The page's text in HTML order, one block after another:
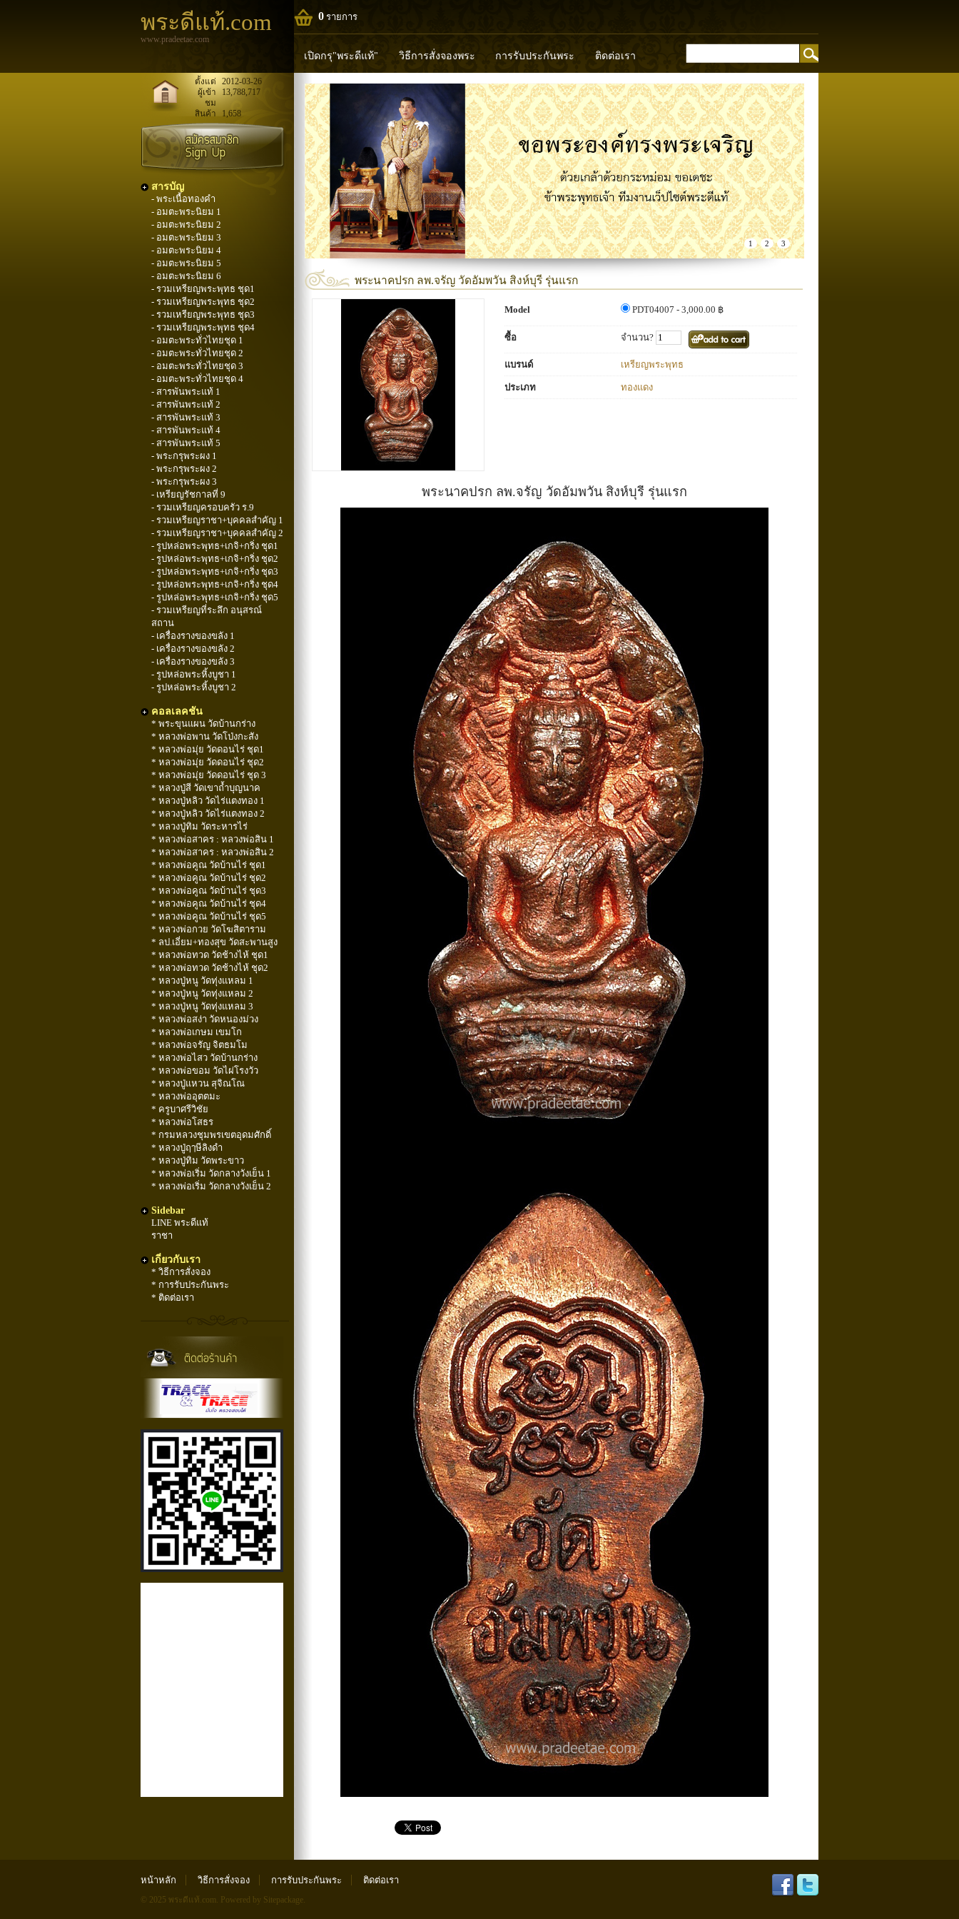
พระดีแท้.com
www.pradeetae.com
0 รายการ
เปิดกรุ"พระดีแท้" วิธีการสั่งจองพระ การรับประกันพระ ติดต่อเรา
หลวงพ่อทวด หลวงปู่ทิม หลวงพ่อคูณ หลวงพ่อมุ่ย หลวงพ่อปล้อง
พระพุทธวิริยากร
ตั้งแต่
2012-03-26
ผู้เข้า
ชม
13,788,717
สินค้า 1,658
สารบัญ
- พระเนื้อทองคำ
- อมตะพระนิยม 1
- อมตะพระนิยม 2
- อมตะพระนิยม 3
- อมตะพระนิยม 4
- อมตะพระนิยม 5
- อมตะพระนิยม 6
- รวมเหรียญพระพุทธ ชุด1
- รวมเหรียญพระพุทธ ชุด2
- รวมเหรียญพระพุทธ ชุด3
- รวมเหรียญพระพุทธ ชุด4
- อมตะพระทั่วไทยชุด 1
- อมตะพระทั่วไทยชุด 2
- อมตะพระทั่วไทยชุด 3
- อมตะพระทั่วไทยชุด 4
- สารพันพระแท้ 1
- สารพันพระแท้ 2
- สารพันพระแท้ 3
- สารพันพระแท้ 4
- สารพันพระแท้ 5
- พระกรุพระผง 1
- พระกรุพระผง 2
- พระกรุพระผง 3
- เหรียญรัชกาลที่ 9
- รวมเหรียญครอบครัว ร.9
- รวมเหรียญราชา+บุคคลสำคัญ 1
- รวมเหรียญราชา+บุคคลสำคัญ 2
- รูปหล่อพระพุทธ+เกจิ+กริ่ง ชุด1
- รูปหล่อพระพุทธ+เกจิ+กริ่ง ชุด2
- รูปหล่อพระพุทธ+เกจิ+กริ่ง ชุด3
- รูปหล่อพระพุทธ+เกจิ+กริ่ง ชุด4
- รูปหล่อพระพุทธ+เกจิ+กริ่ง ชุด5
- รวมเหรียญที่ระลึก อนุสรณ์
สถาน
- เครื่องรางของขลัง 1
- เครื่องรางของขลัง 2
- เครื่องรางของขลัง 3
- รูปหล่อพระหิ้งบูชา 1
- รูปหล่อพระหิ้งบูชา 2
คอลเลคชัน
* พระขุนแผน วัดบ้านกร่าง
* หลวงพ่อพาน วัดโป่งกะสัง
* หลวงพ่อมุ่ย วัดดอนไร่ ชุด1
* หลวงพ่อมุ่ย วัดดอนไร่ ชุด2
* หลวงพ่อมุ่ย วัดดอนไร่ ชุด 3
* หลวงปู่สี วัดเขาถ้ำบุญนาค
* หลวงปู่หลิว วัดไร่แตงทอง 1
* หลวงปู่หลิว วัดไร่แตงทอง 2
* หลวงปู่ทิม วัดระหารไร่
* หลวงพ่อสาคร : หลวงพ่อสิน 1
* หลวงพ่อสาคร : หลวงพ่อสิน 2
* หลวงพ่อคูณ วัดบ้านไร่ ชุด1
* หลวงพ่อคูณ วัดบ้านไร่ ชุด2
* หลวงพ่อคูณ วัดบ้านไร่ ชุด3
* หลวงพ่อคูณ วัดบ้านไร่ ชุด4
* หลวงพ่อคูณ วัดบ้านไร่ ชุด5
* หลวงพ่อกวย วัดโฆสิตาราม
* ลป.เอี่ยม+ทองสุข วัดสะพานสูง
* หลวงพ่อทวด วัดช้างไห้ ชุด1
* หลวงพ่อทวด วัดช้างไห้ ชุด2
* หลวงปู่หนู วัดทุ่งแหลม 1
* หลวงปู่หนู วัดทุ่งแหลม 2
* หลวงปู่หนู วัดทุ่งแหลม 3
* หลวงพ่อสง่า วัดหนองม่วง
* หลวงพ่อเกษม เขมโก
* หลวงพ่อจรัญ จิตธมโม
* หลวงพ่อไสว วัดบ้านกร่าง
* หลวงพ่อขอม วัดไผ่โรงวัว
* หลวงปู่แหวน สุจิณโณ
* หลวงพ่ออุตตมะ
* ครูบาศรีวิชัย
* หลวงพ่อโสธร
* กรมหลวงชุมพรเขตอุดมศักดิ์
* หลวงปู่ฤๅษีลิงดำ
* หลวงปู่ทิม วัดพระขาว
* หลวงพ่อเริ่ม วัดกลางวังเย็น 1
* หลวงพ่อเริ่ม วัดกลางวังเย็น 2
Sidebar
LINE พระดีแท้
ราชา
เกี่ยวกับเรา
* วิธีการสั่งจอง
* การรับประกันพระ
* ติดต่อเรา
1 2 3
พระนาคปรก ลพ.จรัญ วัดอัมพวัน สิงห์บุรี รุ่นแรก
Model PDT04007 - 3,000.00 ฿
ซื้อ จำนวน?
แบรนด์ เหรียญพระพุทธ
ประเภท ทองแดง
พระนาคปรก ลพ.จรัญ วัดอัมพวัน สิงห์บุรี รุ่นแรก
หน้าหลัก วิธีการสั่งจอง การรับประกันพระ ติดต่อเรา
© 2025 พระดีแท้.com. Powered by Sitepackage.